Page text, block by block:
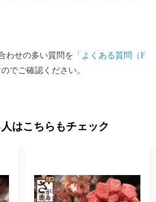
わせの多い質問を 「よくある質問（F
でご確認ください。
はこちらもチェック